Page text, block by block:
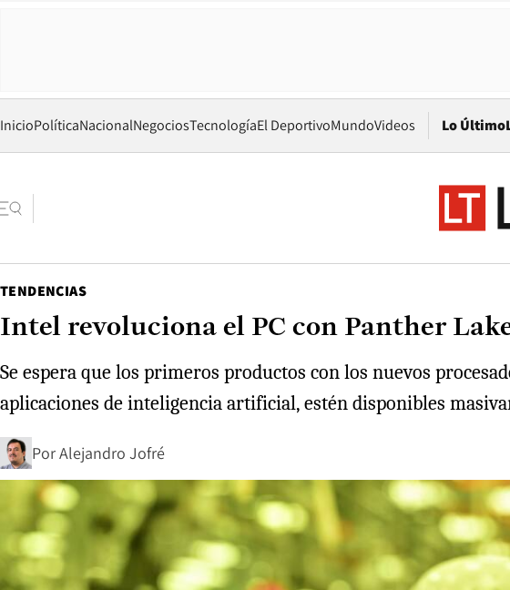
InicioPolíticaNacionalNegociosTecnologíaEl DeportivoMundoVideos Lo Último
TENDENCIAS
Intel revoluciona el PC con Panther
Se espera que los primeros productos con los nuevos
aplicaciones de inteligencia artificial, estén disponibles
PorAlejandro Jofré